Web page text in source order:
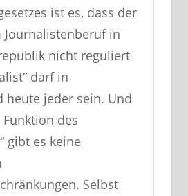
ist es, dass der
Journalistenberuf in
nicht reguliert
darf in
heute jeder sein. Und
des
gibt es keine
Selbst